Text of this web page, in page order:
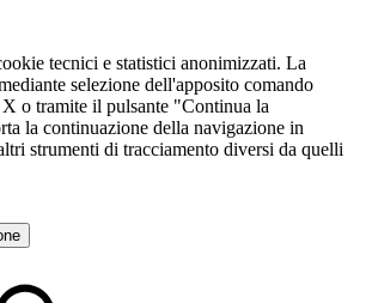
tecnici e statistici anonimizzati. La
selezione dell'apposito comando
o tramite il pulsante "Continua la
la continuazione della navigazione in
strumenti di tracciamento diversi da quelli